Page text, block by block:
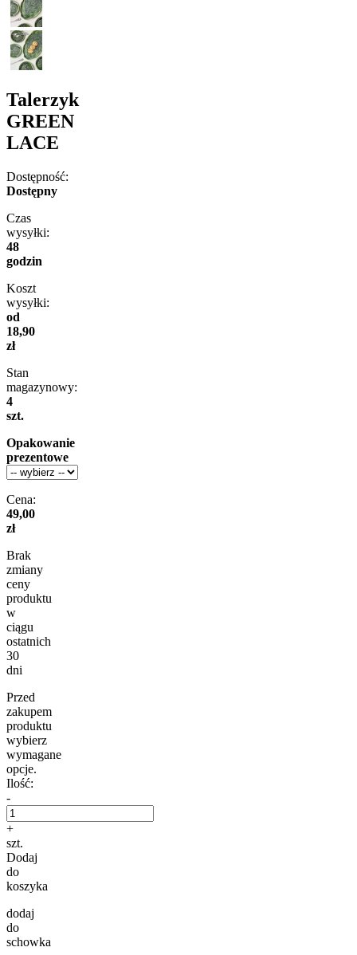
Talerzyk
GREEN
LACE
Dostępność:
Dostępny
Czas
wysyłki:
48
godzin
Koszt
wysyłki:
od
18,90
zł
Stan
magazynowy:
4
szt.
Opakowanie
prezentowe
Cena:
49,00
zł
Brak
zmiany
ceny
produktu
w
ciągu
ostatnich
30
dni
Przed
zakupem
produktu
wybierz
wymagane
opcje.
Ilość:
-
+
szt.
Dodaj
do
koszyka
dodaj
do
schowka